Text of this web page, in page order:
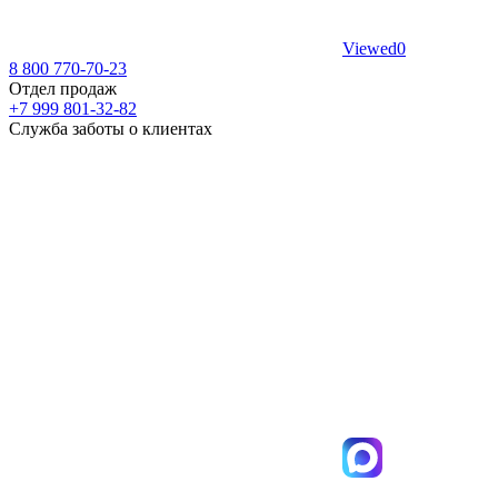
Viewed0
8 800 770-70-23
Отдел продаж
+7 999 801-32-82
Служба заботы о клиентах